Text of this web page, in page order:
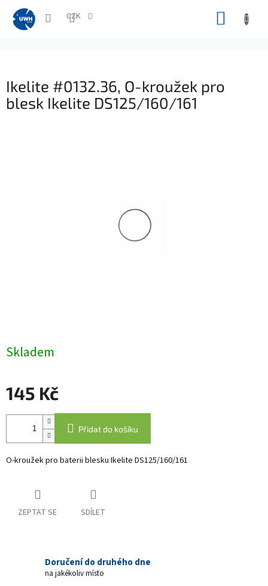
obsah
CZK
Ikelite #0132.36, O-kroužek pro
blesk Ikelite DS125/160/161
Skladem
145 Kč
Měrná
Přidat do košíku
O-kroužek pro baterii blesku Ikelite DS125/160/161
ZEPTAT SE SDÍLET
Doručení do druhého dne
na jakékoliv místo